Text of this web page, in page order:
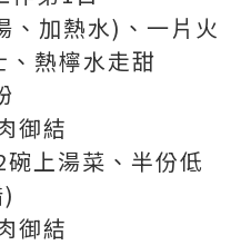
、加熱水)、一片火
熱檸水走甜
御結
上湯菜、半份低
御結